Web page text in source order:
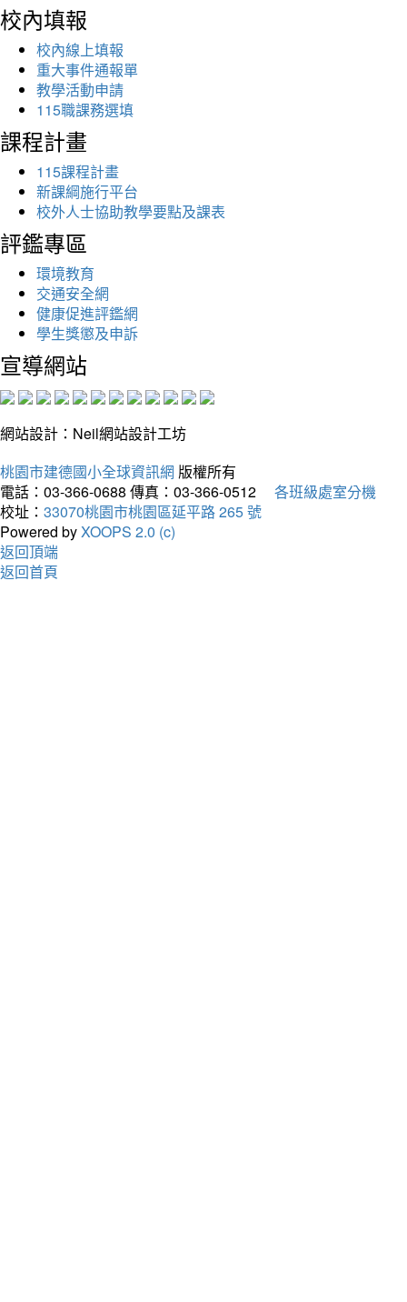
校內填報
校內線上填報
重大事件通報單
教學活動申請
115職課務選填
課程計畫
115課程計畫
新課綱施行平台
校外人士協助教學要點及課表
評鑑專區
環境教育
交通安全網
健康促進評鑑網
學生獎懲及申訴
宣導網站
網站設計：Neil網站設計工坊
桃園市建德國小全球資訊網 版權所有
電話：03-366-0688 傳真：03-366-0512
各班級處室分機
校址： 33070桃園市桃園區延平路 265 號
Powered byXOOPS 2.0 (c)
返回頂端
返回首頁